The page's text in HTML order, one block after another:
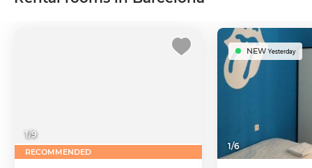
1/9
RECOMMENDED
1/6
NEW Yesterday